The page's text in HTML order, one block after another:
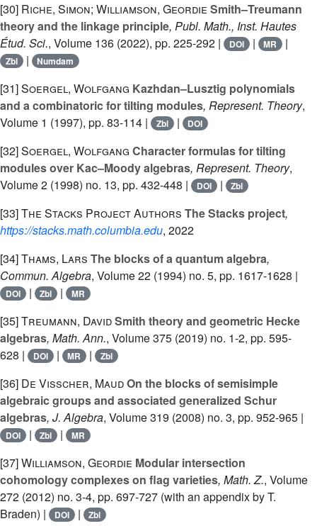
[30] Riche, Simon; Williamson, Geordie Smith–Treumann
theory and the linkage principle, Publ. Math., Inst. Hautes
Étud. Sci., Volume 136 (2022), pp. 225-292 | DOI | MR |
Zbl | Numdam
[31]Soergel, Wolfgang Kazhdan–Lusztig polynomials
and a combinatoric for tilting modules, Represent. Theory,
Volume 1 (1997), pp. 83-114 | Zbl | DOI
[32]Soergel, Wolfgang Character formulas for tilting
modules over Kac–Moody algebras, Represent. Theory,
Volume 2 (1998) no. 13, pp. 432-448 | DOI | Zbl
[33]The Stacks Project Authors The Stacks project,
https://stacks.math.columbia.edu, 2022
[34]Thams, Lars The blocks of a quantum algebra,
Commun. Algebra, Volume 22 (1994) no. 5, pp. 1617-1628 |
DOI | Zbl | MR
[35]Treumann, DavidSmith theory and geometric Hecke
algebras, Math. Ann., Volume 375 (2019) no. 1-2, pp. 595-
628 |
DOI | MR | Zbl
[36] De Visscher, MaudOn the blocks of semisimple
algebraic groups and associated generalized Schur
algebras, J. Algebra, Volume 319 (2008) no. 3, pp. 952-965 |
DOI | Zbl | MR
[37]Williamson, Geordie Modular intersection
cohomology complexes on flag varieties, Math. Z., Volume
272 (2012) no. 3-4, pp. 697-727 (with an appendix by T.
Braden) |
DOI | Zbl